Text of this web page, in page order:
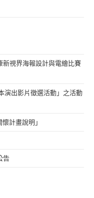
新視界海報設計與電繪比賽
演出影片徵選活動」之活動
計畫說明」
告